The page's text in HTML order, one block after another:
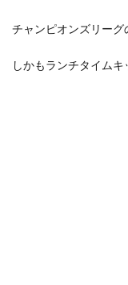
チャンピオンズリーグ
しかもランチタイムキ